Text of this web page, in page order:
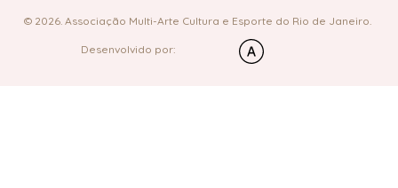
© 2026. Associação Multi-Arte Cultura e Esporte do Rio de Janeiro.
Desenvolvido por: